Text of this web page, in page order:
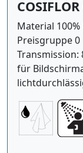
Material
Preisgruppe 0
Transmission:
für